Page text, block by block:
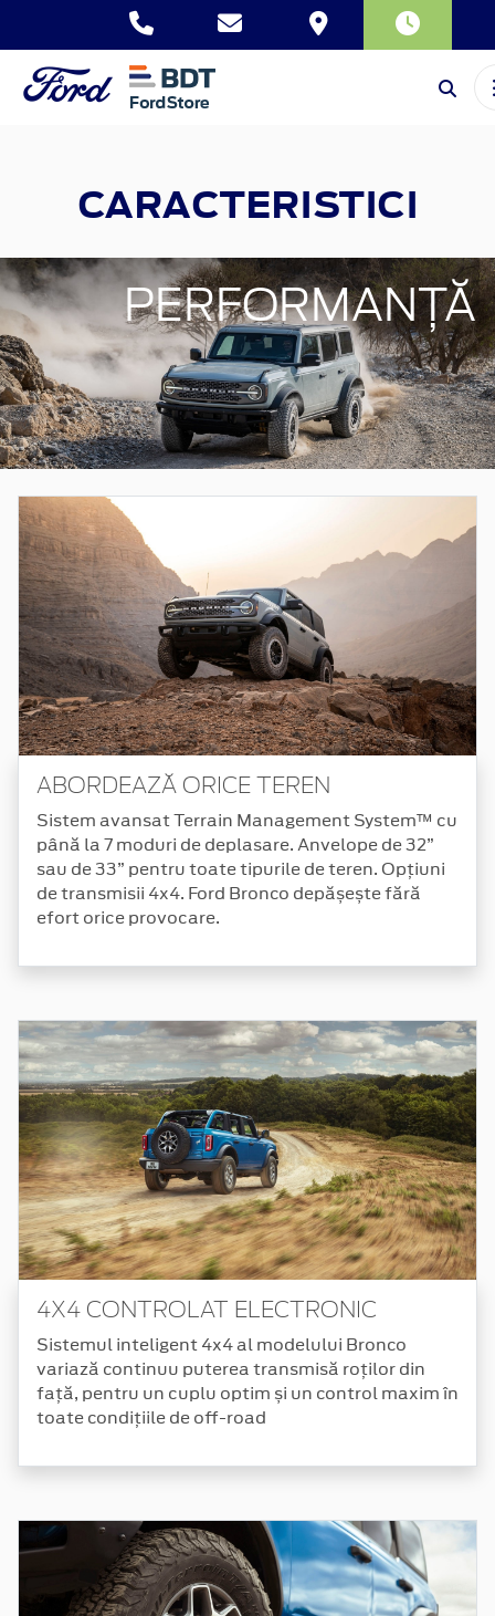
CARACTERISTICI
PERFORMANȚĂ
ABORDEAZĂ ORICE TEREN
Sistem avansat Terrain Management System™ cu
până la 7 moduri de deplasare. Anvelope de 32”
sau de 33” pentru toate tipurile de teren. Opțiuni
de transmisii 4x4. Ford Bronco depășește fără
efort orice provocare.
4X4 CONTROLAT ELECTRONIC
Sistemul inteligent 4x4 al modelului Bronco
variază continuu puterea transmisă roților din
față, pentru un cuplu optim și un control maxim în
toate condițiile de off-road